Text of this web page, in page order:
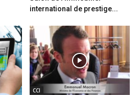
international de prestige...
CCI